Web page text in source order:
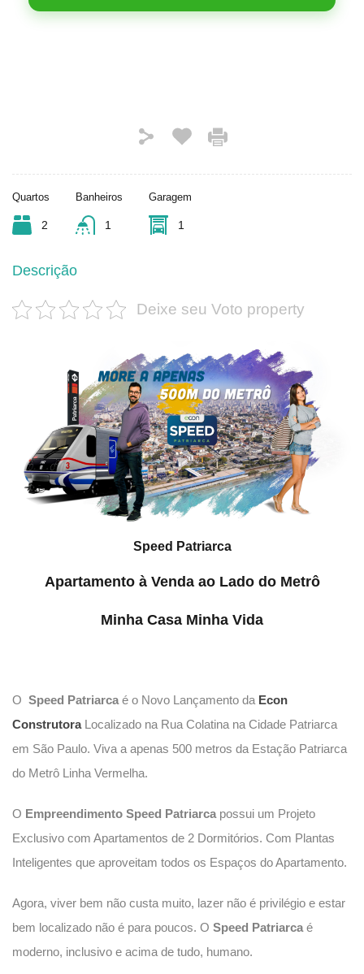
Quartos
2
Banheiros
1
Garagem
1
Descrição
Deixe seu Voto property
Speed Patriarca
Apartamento à Venda ao Lado do Metrô
Minha Casa Minha Vida
O Speed Patriarca é o Novo Lançamento da Econ
ConstrutoraLocalizado na Rua Colatina na Cidade Patriarca
em São Paulo. Viva a apenas 500 metros da Estação Patriarca
do Metrô Linha Vermelha.
O Empreendimento Speed Patriarca possui um Projeto
Exclusivo com Apartamentos de 2 Dormitórios. Com Plantas
Inteligentes que aproveitam todos os Espaços do Apartamento.
Agora, viver bem não custa muito, lazer não é privilégio e estar
bem localizado não é para poucos. O Speed Patriarca é
moderno, inclusivo e acima de tudo, humano.